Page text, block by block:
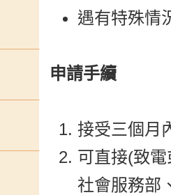
遇有特殊情
申請手續
接受三個月
可直接(致
社會服務部